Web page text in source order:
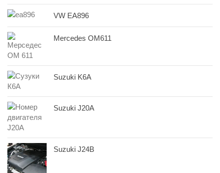
VW EA896
Mercedes OM611
Suzuki K6A
Suzuki J20A
Suzuki J24B